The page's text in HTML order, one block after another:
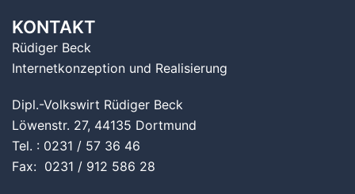
KONTAKT
Rüdiger Beck
Internetkonzeption und Realisierung
Dipl.-Volkswirt Rüdiger Beck
Löwenstr. 27, 44135 Dortmund
Tel. : 0231 / 57 36 46
Fax: 0231 / 912 586 28